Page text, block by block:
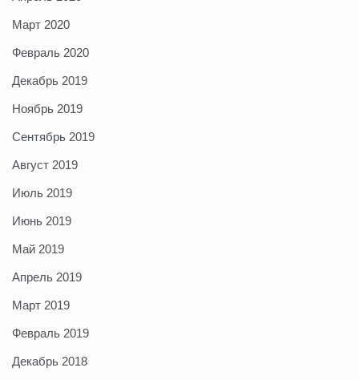
Март 2020
Февраль 2020
Декабрь 2019
Ноябрь 2019
Сентябрь 2019
Август 2019
Июль 2019
Июнь 2019
Май 2019
Апрель 2019
Март 2019
Февраль 2019
Декабрь 2018